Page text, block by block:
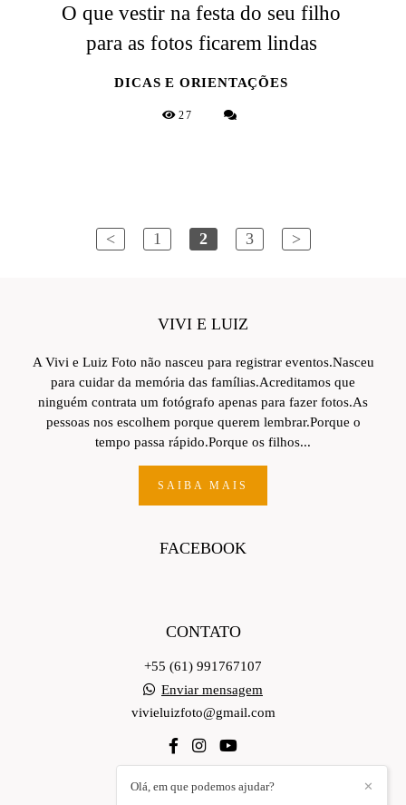
O que vestir na festa do seu filho
para as fotos ficarem lindas
DICAS E ORIENTAÇÕES
27
< 1 2 3 >
VIVI E LUIZ
A Vivi e Luiz Foto não nasceu para registrar eventos.Nasceu
para cuidar da memória das famílias.Acreditamos que
ninguém contrata um fotógrafo apenas para fazer fotos.As
pessoas nos escolhem porque querem lembrar.Porque o
tempo passa rápido.Porque os filhos...
SAIBA MAIS
FACEBOOK
CONTATO
+55 (61) 991767107
Enviar mensagem
vivieluizfoto@gmail.com
✕
Olá, em que podemos ajudar?